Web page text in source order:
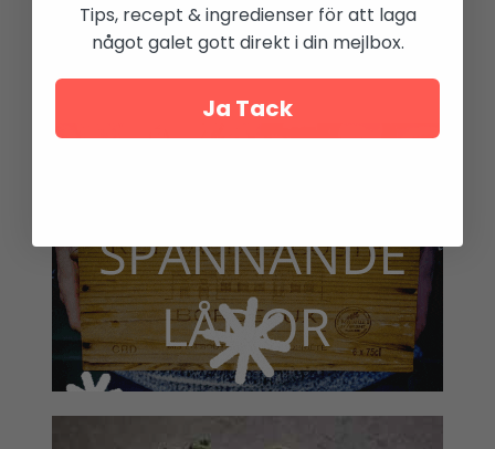
Tips, recept & ingredienser för att laga
något galet gott direkt i din mejlbox.
Ja Tack